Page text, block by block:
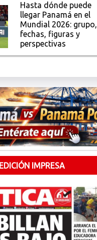
Hasta dónde puede
llegar Panamá en el
Mundial 2026: grupo,
fechas, figuras y
perspectivas
EDICIÓN IMPRESA